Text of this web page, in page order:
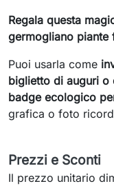
Regala questa
germogliano piante
Puoi usarla come
biglietto di auguri o
badge ecologico
grafica o foto
Prezzi e Sconti
Il prezzo unitario